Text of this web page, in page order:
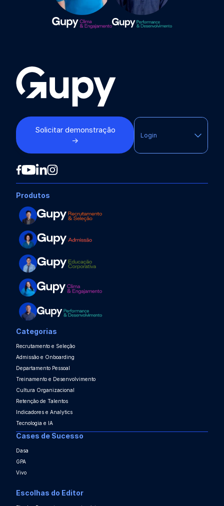
Solicitar demonstração
→
Login
Produtos
Categorias
Recrutamento e Seleção
Admissão e Onboarding
Departamento Pessoal
Treinamento e Desenvolvimento
Cultura Organizacional
Retenção de Talentos
Indicadores e Analytics
Tecnologia e IA
Cases de Sucesso
Dasa
GPA
Vivo
Escolhas do Editor